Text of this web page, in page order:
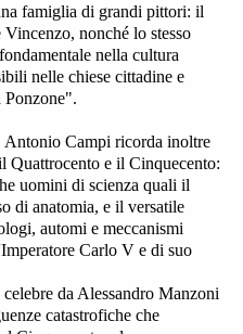
famiglia di grandi pittori: il
nonché lo stesso
nella cultura
nelle chiese cittadine e
Campi ricorda inoltre
Quattrocento e il Cinquecento:
uomini di scienza quali il
di anatomia, e il versatile
automi e meccanismi
Carlo V e di suo
da Alessandro Manzoni
catastrofiche che